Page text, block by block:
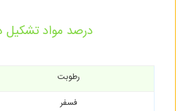
درصد مواد تشکیل
رطوبت
فسفر